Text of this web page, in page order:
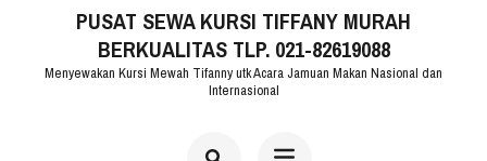
PUSAT SEWA KURSI TIFFANY MURAH
BERKUALITAS TLP. 021-82619088
Menyewakan Kursi Mewah Tifanny utk Acara Jamuan Makan Nasional dan
Internasional